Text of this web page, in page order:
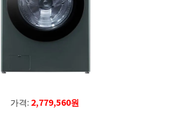
가격: 2,779,560원